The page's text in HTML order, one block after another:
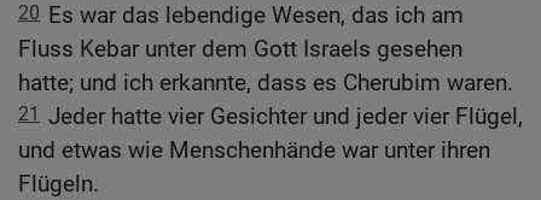
20 Es war das lebendige Wesen, das ich am
Fluss Kebar unter dem Gott Israels gesehen
hatte; und ich erkannte, dass es Cherubim waren.
21 Jeder hatte vier Gesichter und jeder vier Flügel,
und etwas wie Menschenhände war unter ihren
Flügeln.